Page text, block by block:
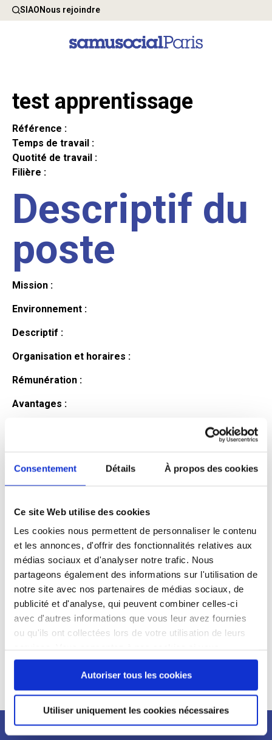
Consentement Détails À propos des cookies
Ce site Web utilise des cookies
Les cookies nous permettent de personnaliser le contenu
et les annonces, d'offrir des fonctionnalités relatives aux
médias sociaux et d'analyser notre trafic. Nous
partageons également des informations sur l'utilisation de
notre site avec nos partenaires de médias sociaux, de
publicité et d'analyse, qui peuvent combiner celles-ci
avec d'autres informations que vous leur avez fournies
ou qu'ils ont collectées lors de votre utilisation de leurs
continuez à utiliser notre site Web.
Autoriser tous les cookies
Utiliser uniquement les cookies nécessaires
SIAONous rejoindre
test apprentissage
Référence :
Temps de travail :
Quotité de travail :
Filière :
Descriptif du
poste
Mission :
Environnement :
Descriptif :
Organisation et horaires :
Rémunération :
Avantages :
candidat
Qualifications et diplômes :
Profil recherché :
Expérience :
Processus
de
recrutement